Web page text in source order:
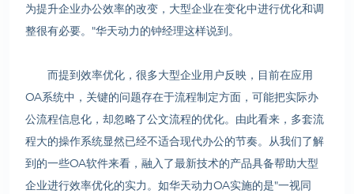
为提升企业办公效率的改变，大型企业在变化中进行优化和调
整很有必要。"华天动力的钟经理这样说到。
而提到效率优化，很多大型企业用户反映，目前在应用
OA系统中，关键的问题存在于流程制定方面，可能把实际办
公流程信息化，却忽略了公文流程的优化。由此看来，多套流
程大的操作系统显然已经不适合现代办公的节奏。从我们了解
到的一些OA软件来看，融入了最新技术的产品具备帮助大型
企业进行效率优化的实力。如华天动力OA实施的是"一视同